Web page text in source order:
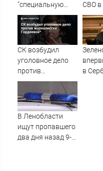
"специальную
санкционную
операцию" против
России - Новости
на Вести.ru
СВО в
СК возбудил
уголовное дело
против
журналистки
Гордеевой*
в
В Ленобласти
ищут пропавшего
два дня назад 9-